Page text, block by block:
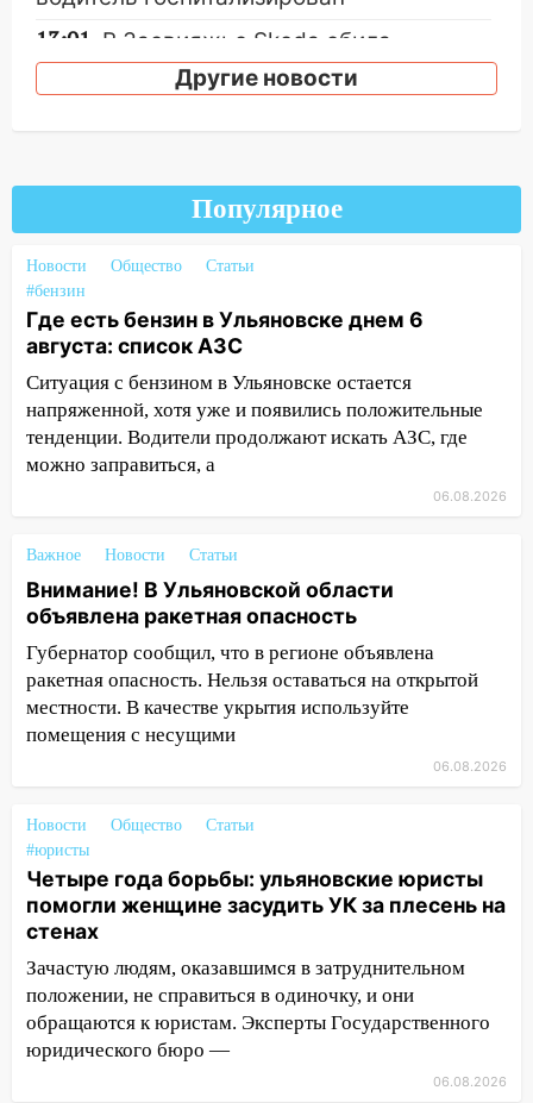
13:01
В Засвияжье Skoda сбила
женщину на пешеходном переходе
В Новой Малыкле Mitsubishi сбил
велосипедиста на перекрёстке
12:21
Заволжье ушло под воду после
ливня: дорожникам пришлось срочно
расчищать ливнёвки
10:40 Новый мост через Свиягу в
Ульяновске планируют открыть к
сентябрю
10:25
Курьер мошенников из Казани
10:01
В Заволжском районе Ульяновска
загорелся легковой автомобиль
09:51
В Заволжском районе Ульяновска
загорелись промышленные отходы
09:45 В Заволжском районе Ульяновска
загорелся гаражный бокс:
дачный дом
08:28 УлГУ получит субсидию на
создание отечественного ПЦР-
анализатора
07:17 Какая погода ждёт Ульяновскую
область днём 4 августа
07:10
В Ульяновске почти 20 тысяч
вооружённых человек, в том числе
Другие новости
Популярное
Новости Общество
Статьи
#бензин
Где есть бензин в Ульяновске днем 6
августа: список АЗС
Ситуация с бензином в Ульяновске остается
напряженной, хотя уже и появились положительные
тенденции. Водители продолжают искать АЗС, где
можно заправиться, а
06.08.2026
Важное Новости Статьи
Внимание! В Ульяновской области
объявлена ракетная опасность
Губернатор сообщил, что в регионе объявлена
ракетная опасность. Нельзя оставаться на открытой
местности. В качестве укрытия используйте
помещения с несущими
06.08.2026
Новости Общество
Статьи
#юристы
Четыре года борьбы: ульяновские юристы
помогли женщине засудить УК за плесень на
стенах
Зачастую людям, оказавшимся в затруднительном
положении, не справиться в одиночку, и они
обращаются к юристам. Эксперты Государственного
юридического бюро —
06.08.2026